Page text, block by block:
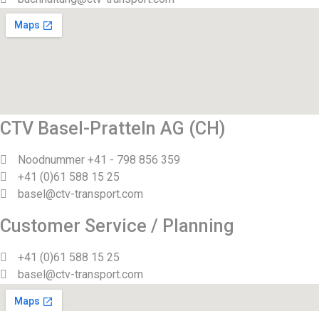
CTV Basel-Pratteln AG (CH)
Noodnummer +41 - 798 856 359
+41 (0)61 588 15 25
basel@ctv-transport.com
Customer Service / Planning
+41 (0)61 588 15 25
basel@ctv-transport.com